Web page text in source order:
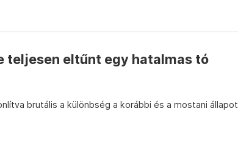
teljesen eltűnt egy hatalmas tó
brutális a különbség a korábbi és a mostani állapot